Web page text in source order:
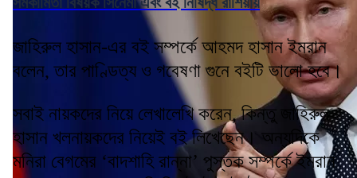
জাহিরুল হাসান-এর বই সম্পর্কে আহমদ হাসান ইমরান
বলেন, তার পাণ্ডিত্য ও গবেষণা গুনে বইটি ভালো হবে।
সবাই নায়কদের নিয়ে লেখালেখি করেন, কিন্তু জাহিরুল
হাসান খলনায়কদের নিয়েই বই লিখেছেন। অন্যদিকে
মনিরা বেগমের ‘বাদশাহি রান্না’ পুস্তক সম্পর্কে ইমরান